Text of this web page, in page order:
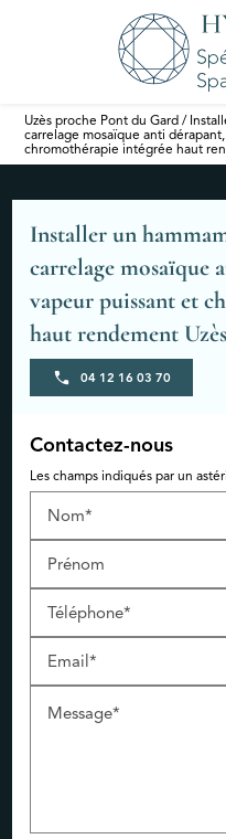
Uzès proche Pont du Gard /
carrelage mosaïque anti
chromothérapie intégrée haut
Installer un
carrelage mosaïque
vapeur puissant et
haut rendement
04 12 16 03 70
Contactez-nous
Les champs indiqués par un
Nom*
Prénom
Téléphone*
Email*
Message*
Panneau de gestion des cookies